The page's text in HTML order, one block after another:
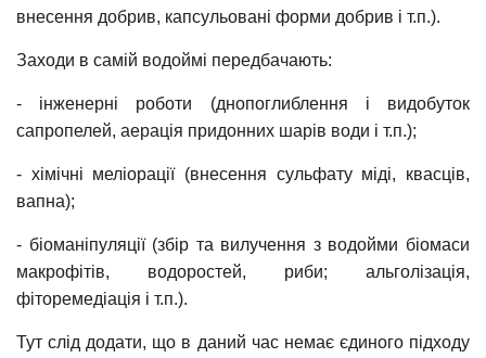
внесення добрив, капсульовані форми добрив і т.п.).
Заходи в самій водоймі передбачають:
- інженерні роботи (днопоглиблення і видобуток
сапропелей, аерація придонних шарів води і т.п.);
- хімічні меліорації (внесення сульфату міді, квасців,
вапна);
- біоманіпуляції (збір та вилучення з водойми біомаси
макрофітів, водоростей, риби; альголізація,
фіторемедіація і т.п.).
Тут слід додати, що в даний час немає єдиного підходу